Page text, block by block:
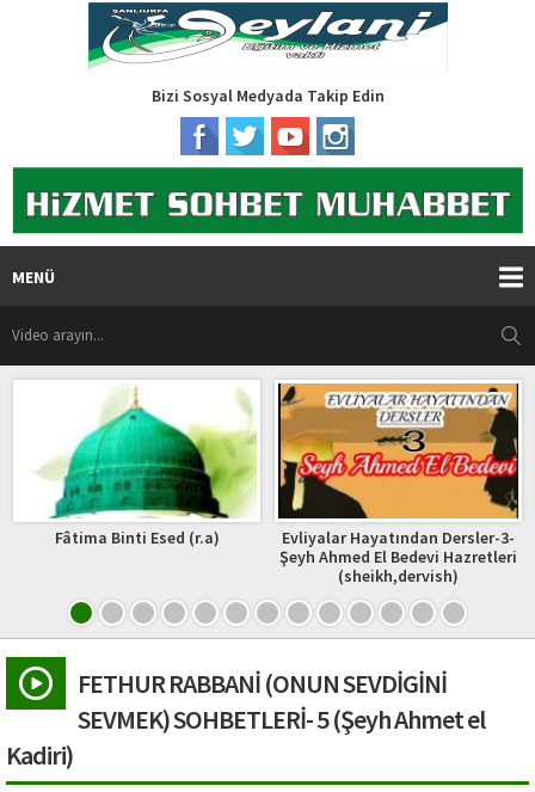
Bizi Sosyal Medyada Takip Edin
MENÜ
Binti Esed (r.a)
Evliyalar Hayatından Dersler-3-
Şeyh Ahmed El Bedevi Hazretleri
(sheikh,dervish)
FETHUR RABBANİ (ONUN SEVDİGİNİ
SEVMEK) SOHBETLERİ- 5 (Şeyh Ahmet el
Kadiri)